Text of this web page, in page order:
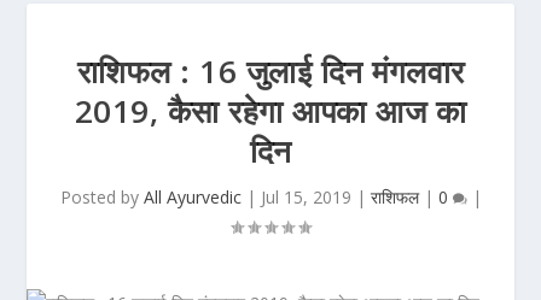
राशिफल : 16 जुलाई दिन मंगलवार
2019, कैसा रहेगा आपका आज का
दिन
Posted by All Ayurvedic| Jul 15, 2019 | राशिफल| 0 |